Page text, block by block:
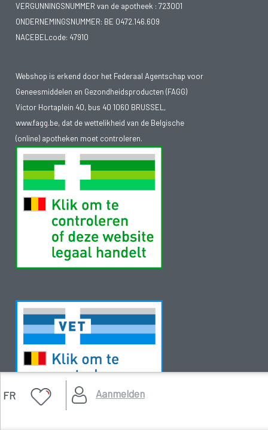
FR Aanmelden
VERGUNNINGSNUMMER van de apotheek : 723001
ONDERNEMINGSNUMMER: BE 0472.146.609
NACEBELcode: 47910
Webshop is erkend door het Federaal Agentschap voor
Geneesmiddelen en Gezondheidsproducten (FAGG)
Victor Hortaplein 40, bus 40 1060 BRUSSEL,
www.fagg.be, dat de wettelikheid van de Belgische
(online) apotheken moet controleren.